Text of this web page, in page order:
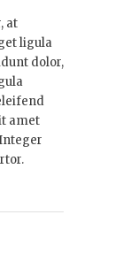
at
ligula
dolor,
amet